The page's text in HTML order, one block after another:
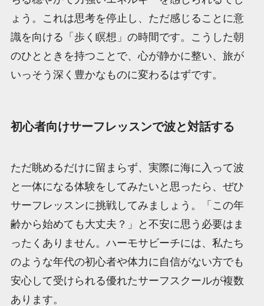
ょう。これは思考を停止し、ただ感じることに意
識を向ける「歩く瞑想」の時間です。こうした朝
のひとときを持つことで、心が静かに整い、旅が
いっそう深く豊かなものに変わるはずです。
初心者向けサーフレッスンで波と対話する
ただ眺めるだけに留まらず、実際に海に入って波
と一体になる体験をしてみたいと思ったら、ぜひ
サーフレッスンに挑戦してみましょう。「この年
齢から始めても大丈夫？」と不安に思う必要はま
ったくありません。ハーモサビーチには、私たち
のような年代の初心者や体力に自信がない方でも
安心して受けられる優れたサーフスクールが複数
あります。